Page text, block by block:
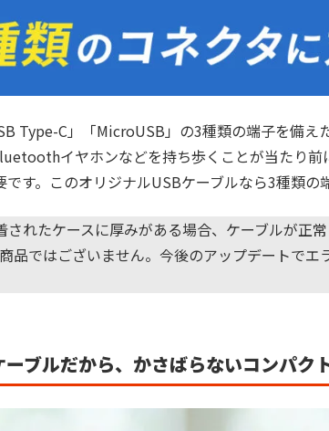
Type-C」「MicroUSB」の3種類の端子を備
イヤホンなどを持ち歩くことが当たり前
です。このオリジナルUSBケーブルなら3種類
れたケースに厚みがある場合、ケーブルが正
品ではございません。今後のアップデートでエ
ブルだから、かさばらないコンパク